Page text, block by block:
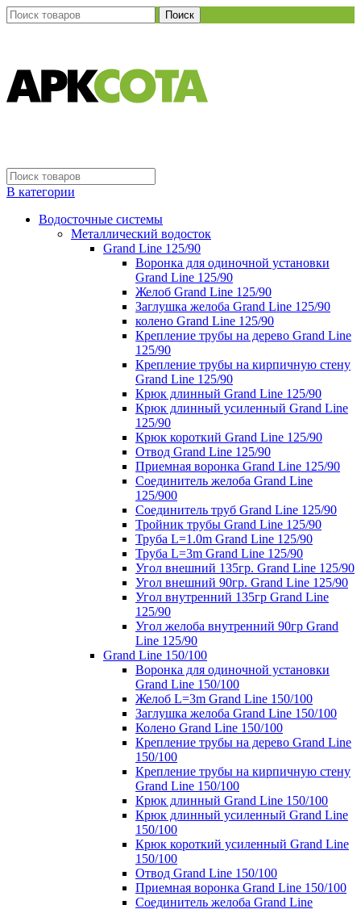
Поиск
В категории
Водосточные системы
Металлический водосток
Grand Line 125/90
Воронка для одиночной установки
Grand Line 125/90
Желоб Grand Line 125/90
Заглушка желоба Grand Line 125/90
колено Grand Line 125/90
Крепление трубы на дерево Grand Line
125/90
Крепление трубы на кирпичную стену
Grand Line 125/90
Крюк длинный Grand Line 125/90
Крюк длинный усиленный Grand Line
125/90
Крюк короткий Grand Line 125/90
Отвод Grand Line 125/90
Приемная воронка Grand Line 125/90
Соединитель желоба Grand Line
125/900
Соединитель труб Grand Line 125/90
Тройник трубы Grand Line 125/90
Труба L=1.0m Grand Line 125/90
Труба L=3m Grand Line 125/90
Угол внешний 135гр. Grand Line 125/90
Угол внешний 90гр. Grand Line 125/90
Угол внутренний 135гр Grand Line
125/90
Угол желоба внутренний 90гр Grand
Line 125/90
Grand Line 150/100
Воронка для одиночной установки
Grand Line 150/100
Желоб L=3m Grand Line 150/100
Заглушка желоба Grand Line 150/100
Колено Grand Line 150/100
Крепление трубы на дерево Grand Line
150/100
Крепление трубы на кирпичную стену
Grand Line 150/100
Крюк длинный Grand Line 150/100
Крюк длинный усиленный Grand Line
150/100
Крюк короткий усиленный Grand Line
150/100
Отвод Grand Line 150/100
Приемная воронка Grand Line 150/100
Соединитель желоба Grand Line